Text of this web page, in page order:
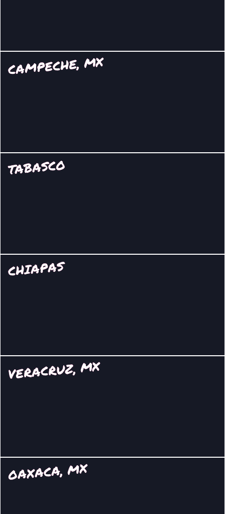
CAMPECHE, MX
TABASCO
CHIAPAS
VERACRUZ, MX
OAXACA, MX